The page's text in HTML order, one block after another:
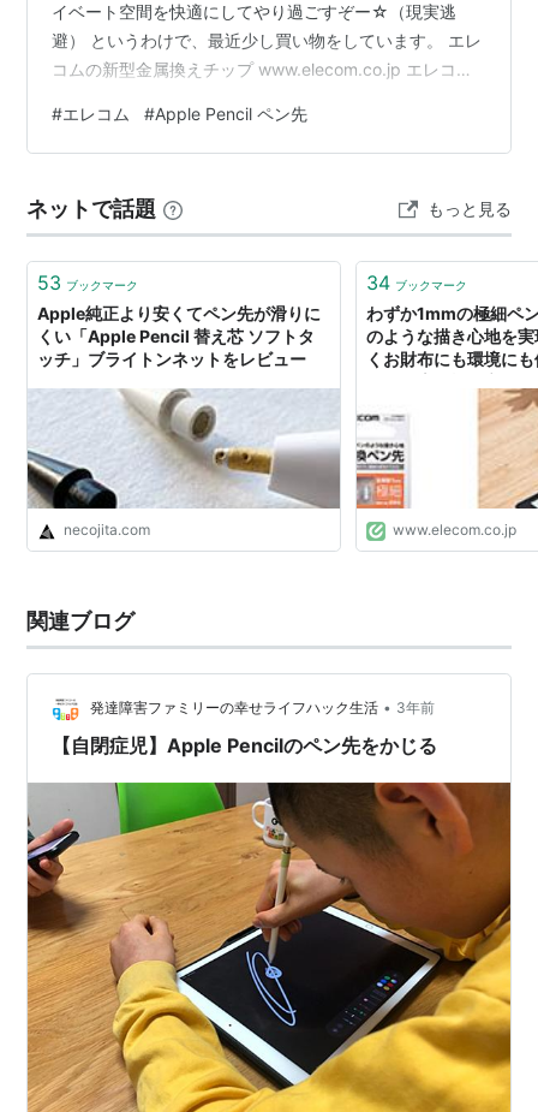
イベート空間を快適にしてやり過ごすぞー☆（現実逃
避） というわけで、最近少し買い物をしています。 エレ
コムの新型金属換えチップ www.elecom.co.jp エレコム
個セット 金属製 極細 太さ1mm 視差改善モデル 接地点と
のズレを軽減 ホワイト P-TIPAP02 エレコム Amazon 実
で買ってみたんですよ。 新旧の違いは、芯の長さと、先
端のアール…
#エレコム #Apple Pencil ペン先
ネットで話題 もっと見る
53 ブックマーク
Apple純正より安くてペン先が滑りに
くい「Apple Pencil 替え芯 ソフトタ
ッチ」ブライトンネットをレビュー
necojita.com
34 ブックマーク
わずか1mmの極細ペ
のような描き心地を
くお財布にも環境に
最新情報 - 新製品情
www.elecom.co.jp
関連ブログ
発達障害ファミリーの幸せライフハック生活 • 3年前
【自閉症児】Apple Pencilのペン先をかじる